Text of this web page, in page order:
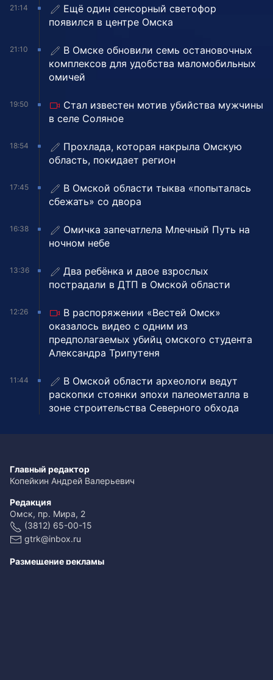
21:14
Ещё один сенсорный светофор
появился в центре Омска
21:10
В Омске обновили семь остановочных
комплексов для удобства маломобильных
омичей
19:50
Стал известен мотив убийства мужчины
в селе Соляное
18:54
Прохлада, которая накрыла Омскую
область, покидает регион
17:45
В Омской области тыква «попыталась
сбежать» со двора
16:38
Омичка запечатлела Млечный Путь на
ночном небе
13:36
Два ребёнка и двое взрослых
пострадали в ДТП в Омской области
12:26
В распоряжении «Вестей Омск»
оказалось видео с одним из
предполагаемых убийц омского студента
Александра Трипутеня
11:44
В Омской области археологи ведут
раскопки стоянки эпохи палеометалла в
зоне строительства Северного обхода
Главный редактор
Копейкин Андрей Валерьевич
Редакция
Омск, пр. Мира, 2
(3812) 65-00-15
gtrk@inbox.ru
Размещение рекламы